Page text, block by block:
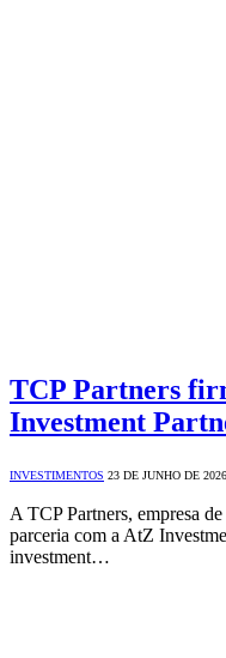
TCP Partners
Investment
INVESTIMENTOS 23 DE JUNHO DE 2026
A TCP Partners, empresa
parceria com a AtZ
investment…